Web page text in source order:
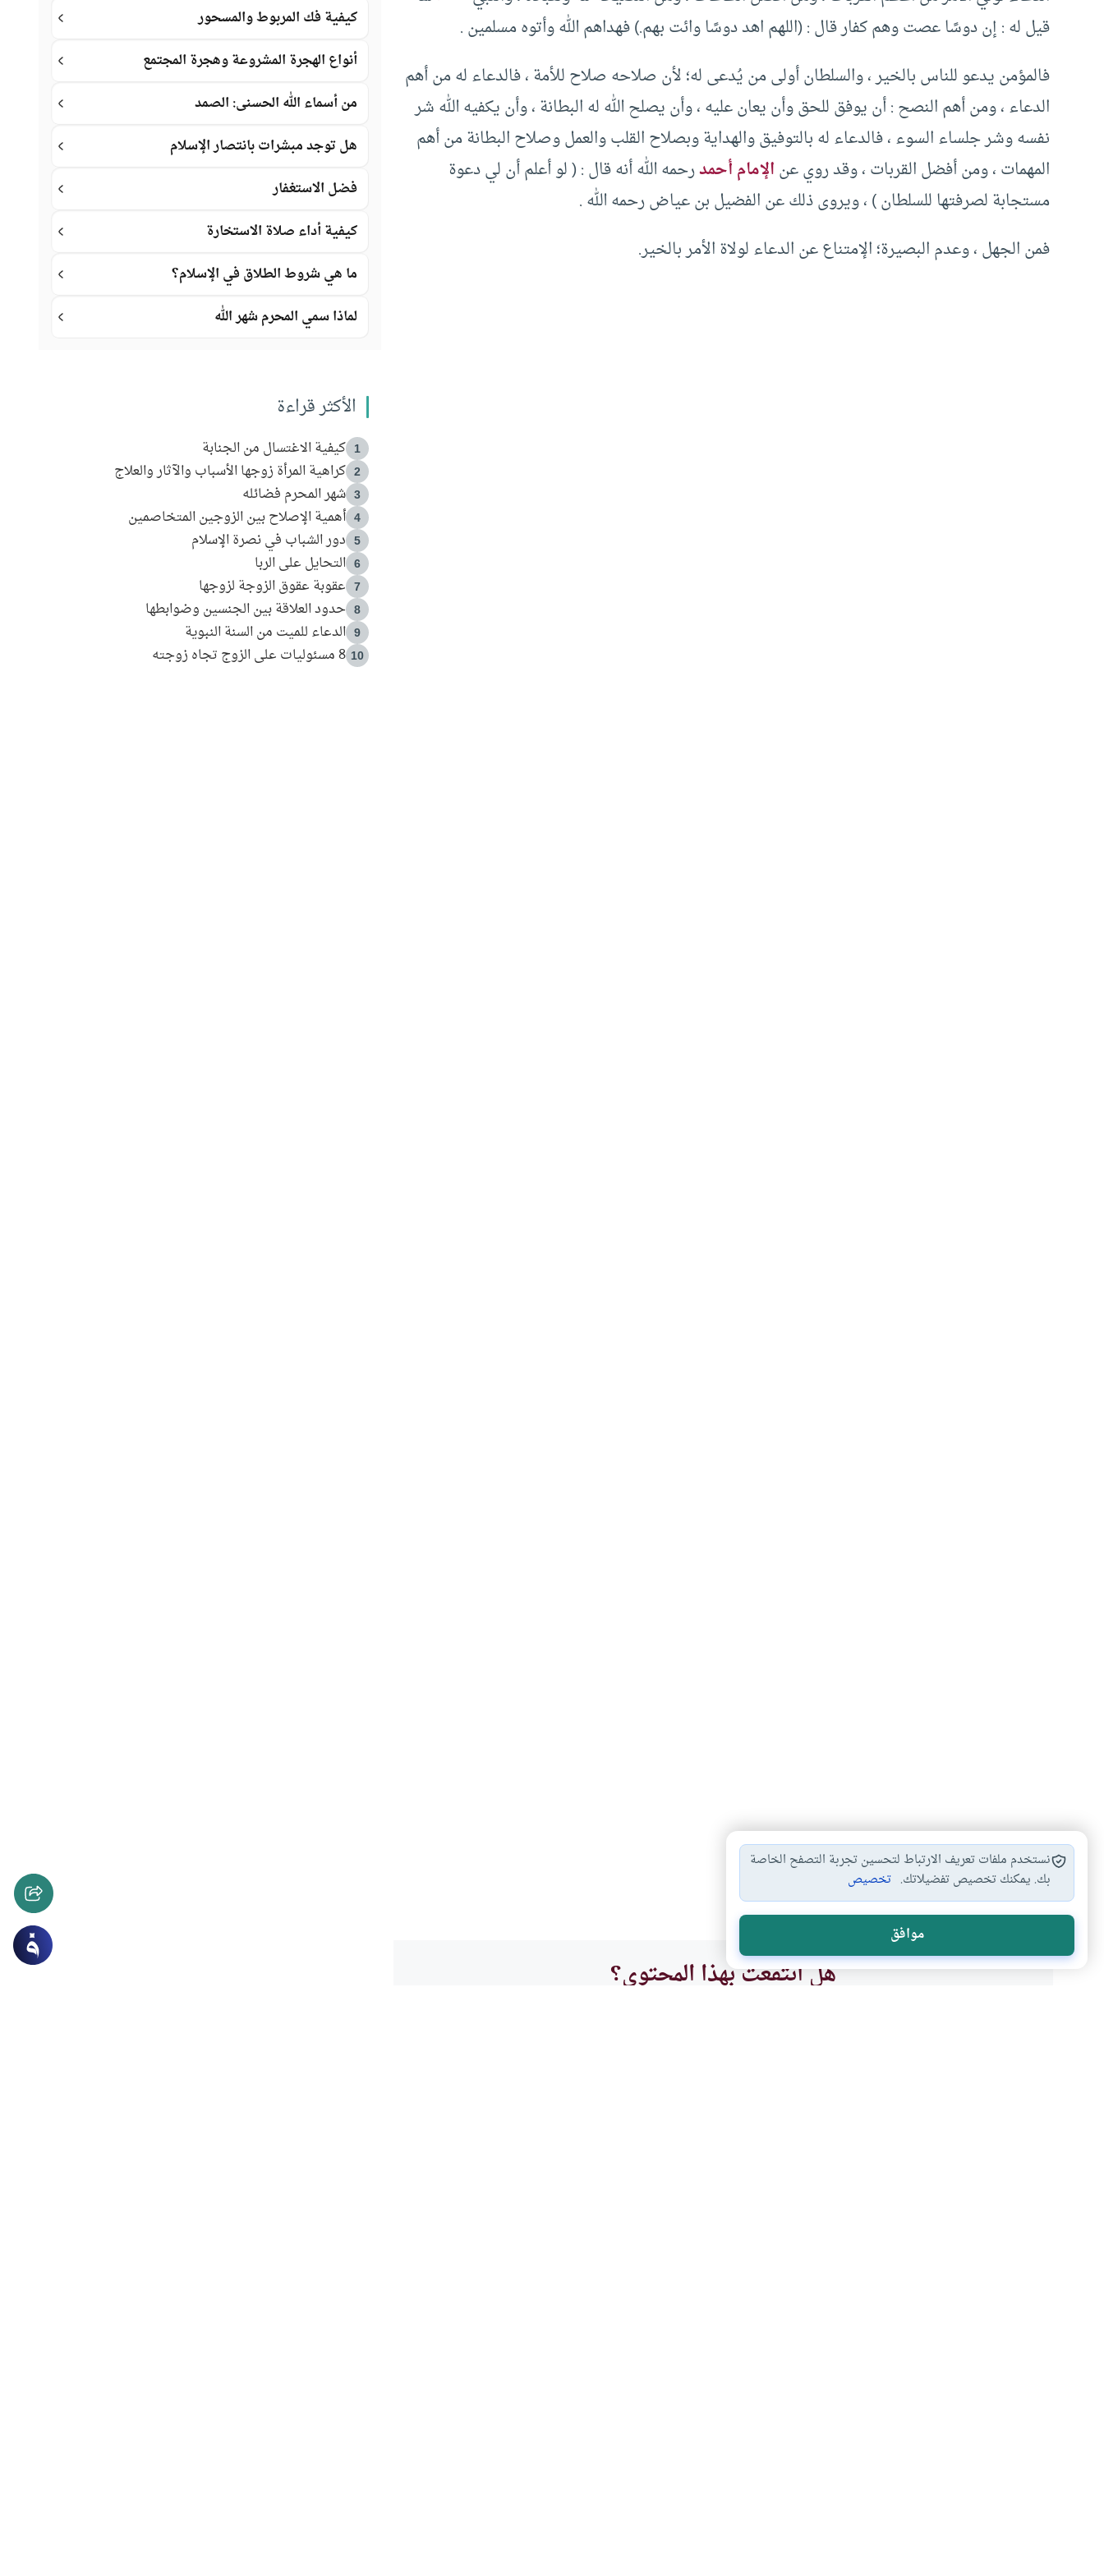
قيل له : إن دوسًا عصت وهم كفار قال : (اللهم اهد دوسًا وائت بهم.) فهداهم الله وأتوه مسلمين .
فالمؤمن يدعو للناس بالخير ، والسلطان أولى من يُدعى له؛ لأن صلاحه صلاح للأمة ، فالدعاء له من أهم
الدعاء ، ومن أهم النصح : أن يوفق للحق وأن يعان عليه ، وأن يصلح الله له البطانة ، وأن يكفيه الله شر
نفسه وشر جلساء السوء ، فالدعاء له بالتوفيق والهداية وبصلاح القلب والعمل وصلاح البطانة من أهم
المهمات ، ومن أفضل القربات ، وقد روي عنالإمام أحمدرحمه الله أنه قال : ( لو أعلم أن لي دعوة
مستجابة لصرفتها للسلطان ) ، ويروى ذلك عن الفضيل بن عياض رحمه الله .
فمن الجهل ، وعدم البصيرة؛ الإمتناع عن الدعاء لولاة الأمر بالخير.
الدعاء لولاة الأمر
هل انتفعت بهذا المحتوى؟
كيفية فك المربوط والمسحور
أنواع الهجرة المشروعة وهجرة المجتمع
من أسماء الله الحسنى: الصمد
هل توجد مبشرات بانتصار الإسلام
فضل الاستغفار
كيفية أداء صلاة الاستخارة
ما هي شروط الطلاق في الإسلام؟
لماذا سمي المحرم شهر الله
الأكثر قراءة
1 كيفية الاغتسال من الجنابة
2 كراهية المرأة زوجها الأسباب والآثار والعلاج
3 شهر المحرم فضائله
4 أهمية الإصلاح بين الزوجين المتخاصمين
5 دور الشباب في نصرة الإسلام
6 التحايل على الربا
7 عقوبة عقوق الزوجة لزوجها
8 حدود العلاقة بين الجنسين وضوابطها
9 الدعاء للميت من السنة النبوية
10 8 مسئوليات على الزوج تجاه زوجته
نستخدم ملفات تعريف الارتباط لتحسين تجربة التصفح الخاصة
بك. يمكنك تخصيص تفضيلاتك. تخصيص
موافق